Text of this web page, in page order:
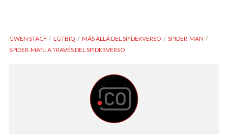
GWEN STACY LGTBIQ MÁS ALLÁ DEL SPIDERVERSO
SPIDER-MAN
SPIDER-MAN: A TRAVÉS DEL SPIDERVERSO